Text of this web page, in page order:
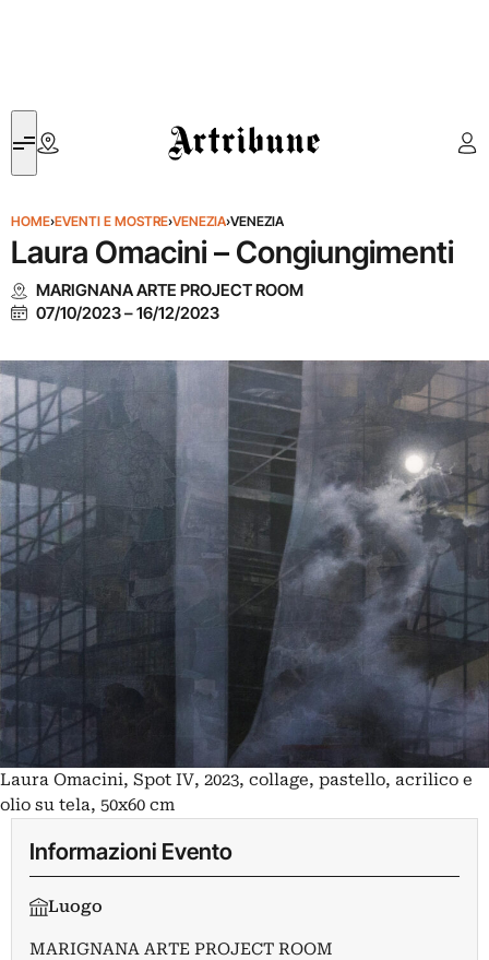
Artribune
HOME›EVENTI E MOSTRE›VENEZIA›VENEZIA
Laura Omacini – Congiungimenti
MARIGNANA ARTE PROJECT ROOM
07/10/2023–16/12/2023
Laura Omacini, Spot IV, 2023, collage, pastello, acrilico e
olio su tela, 50x60 cm
Informazioni Evento
Luogo
MARIGNANA ARTE PROJECT ROOM